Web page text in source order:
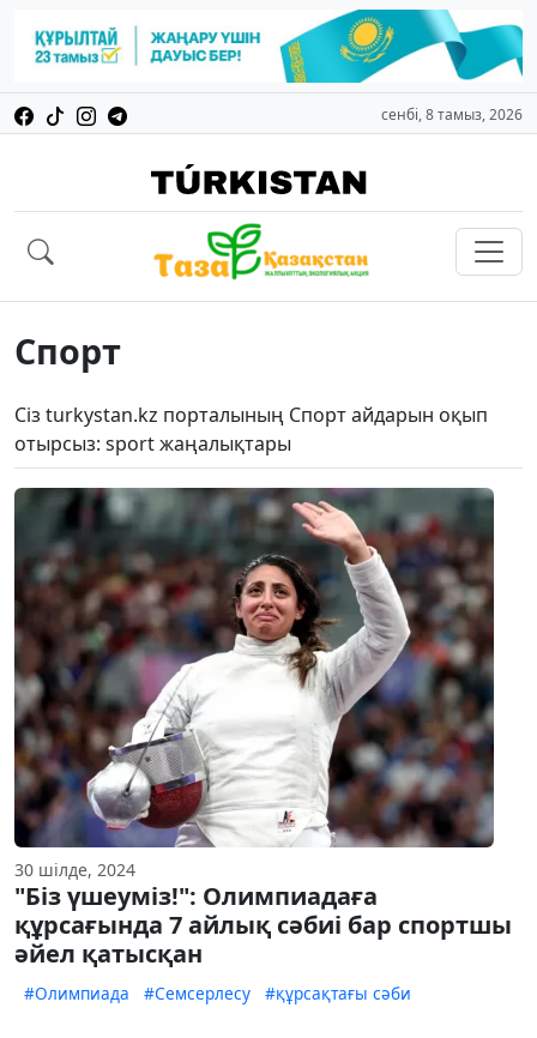
сенбі, 8 тамыз, 2026
Спорт
Сіз turkystan.kz порталының Спорт айдарын оқып
отырсыз: sport жаңалықтары
30 шілде, 2024
"Біз үшеуміз!": Олимпиадаға
құрсағында 7 айлық сәбиі бар спортшы
әйел қатысқан
#Олимпиада #Семсерлесу #құрсақтағы сәби